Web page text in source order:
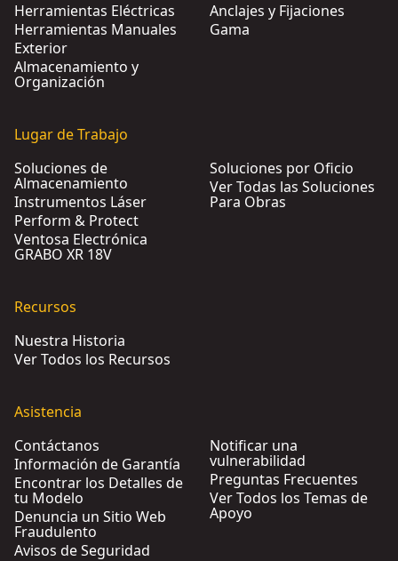
Herramientas Eléctricas
Herramientas Manuales
Exterior
Almacenamiento y
Organización
Anclajes y Fijaciones
Gama
Lugar de Trabajo
Soluciones de
Almacenamiento
Instrumentos Láser
Perform & Protect
Ventosa Electrónica
GRABO XR 18V
Soluciones por Oficio
Ver Todas las Soluciones
Para Obras
Recursos
Nuestra Historia
Ver Todos los Recursos
Asistencia
Contáctanos
Información de Garantía
Encontrar los Detalles de
tu Modelo
Denuncia un Sitio Web
Fraudulento
Avisos de Seguridad
Notificar una
vulnerabilidad
Preguntas Frecuentes
Ver Todos los Temas de
Apoyo